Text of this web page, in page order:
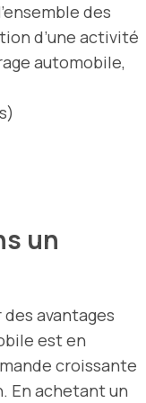
des
d’une activité
automobile,
un
avantages
est en
croissante
En achetant un